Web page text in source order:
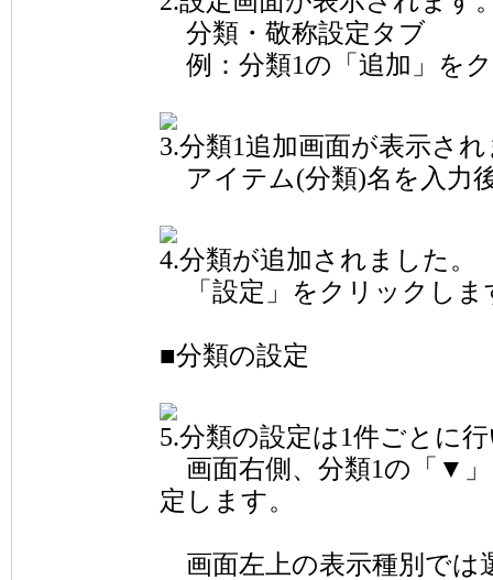
分類・敬称設定タブ
例：分類1の「追加」を
3.分類1追加画面が表示さ
アイテム(分類)名を入力
4.分類が追加されました。
「設定」をクリックしま
■分類の設定
5.分類の設定は1件ごとに
画面右側、分類1の「▼
定します。
画面左上の表示種別では